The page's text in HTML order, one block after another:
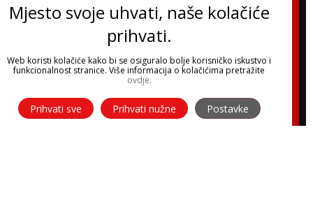
Mjesto svoje uhvati, naše kolačiće
prihvati.
Web koristi kolačiće kako bi se osiguralo bolje korisničko iskustvo i
funkcionalnost stranice. Više informacija o kolačićima pretražite
ovdje.
Prihvati sve Prihvati nužne Postavke